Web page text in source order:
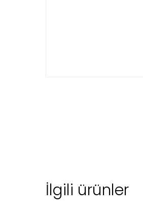
İlgili ürünler